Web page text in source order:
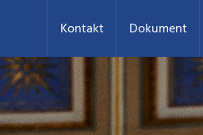
Kontakt Dokument